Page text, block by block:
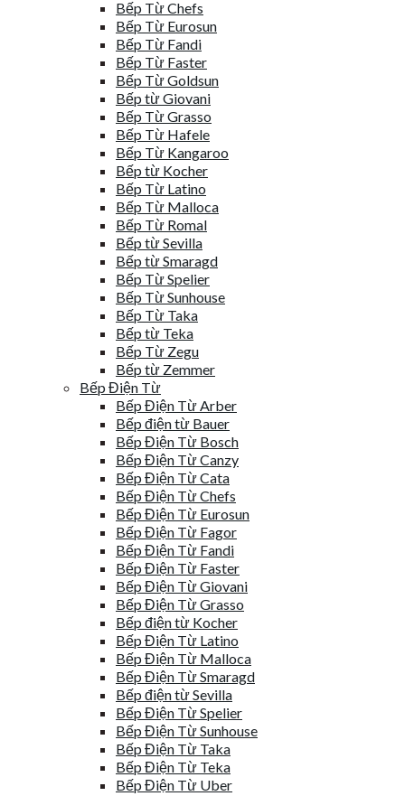
Bếp Từ Chefs
Bếp Từ Eurosun
Bếp Từ Fandi
Bếp Từ Faster
Bếp Từ Goldsun
Bếp từ Giovani
Bếp Từ Grasso
Bếp Từ Hafele
Bếp Từ Kangaroo
Bếp từ Kocher
Bếp Từ Latino
Bếp Từ Malloca
Bếp Từ Romal
Bếp từ Sevilla
Bếp từ Smaragd
Bếp Từ Spelier
Bếp Từ Sunhouse
Bếp Từ Taka
Bếp từ Teka
Bếp Từ Zegu
Bếp từ Zemmer
Bếp Điện Từ
Bếp Điện Từ Arber
Bếp điện từ Bauer
Bếp Điện Từ Bosch
Bếp Điện Từ Canzy
Bếp Điện Từ Cata
Bếp Điện Từ Chefs
Bếp Điện Từ Eurosun
Bếp Điện Từ Fagor
Bếp Điện Từ Fandi
Bếp Điện Từ Faster
Bếp Điện Từ Giovani
Bếp Điện Từ Grasso
Bếp điện từ Kocher
Bếp Điện Từ Latino
Bếp Điện Từ Malloca
Bếp Điện Từ Smaragd
Bếp điện từ Sevilla
Bếp Điện Từ Spelier
Bếp Điện Từ Sunhouse
Bếp Điện Từ Taka
Bếp Điện Từ Teka
Bếp Điện Từ Uber